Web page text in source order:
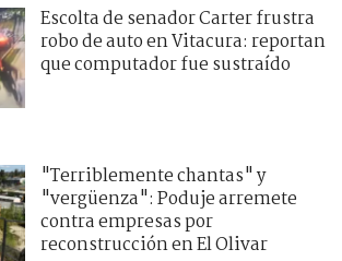
Escolta de senador Carter frustra
robo de auto en Vitacura: reportan
que computador fue sustraído
"Terriblemente chantas" y
"vergüenza": Poduje arremete
contra empresas por
reconstrucción en El Olivar